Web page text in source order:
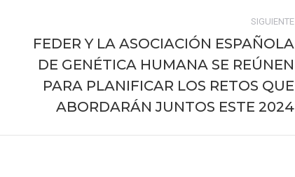
SIGUIENTE
Publicación
siguiente:
FEDER Y LA ASOCIACIÓN ESPAÑOLA
DE GENÉTICA HUMANA SE REÚNEN
PARA PLANIFICAR LOS RETOS QUE
ABORDARÁN JUNTOS ESTE 2024